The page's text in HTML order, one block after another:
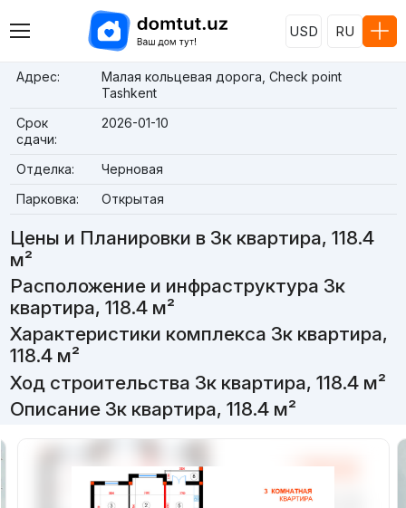
USD RU
Адрес:
Малая кольцевая дорога, Check point
Tashkent
Срок
сдачи:
2026-01-10
Отделка:
Черновая
Парковка:
Открытая
Цены и Планировки в 3к квартира, 118.4
м²
Расположение и инфраструктура 3к
квартира, 118.4 м²
Характеристики комплекса 3к квартира,
118.4 м²
Ход строительства 3к квартира, 118.4 м²
Описание 3к квартира, 118.4 м²